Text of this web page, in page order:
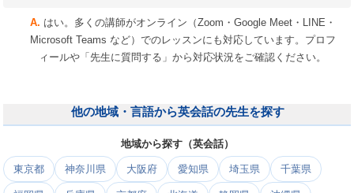
はい。多くの講師がオンライン（Zoom・Google Meet・LINE・
Microsoft Teams など）でのレッスンにも対応しています。プロフ
ィールや「先生に質問する」から対応状況をご確認ください。
他の地域・言語から英会話の先生を探す
地域から探す（英会話）
東京都 神奈川県 大阪府 愛知県 埼玉県 千葉県